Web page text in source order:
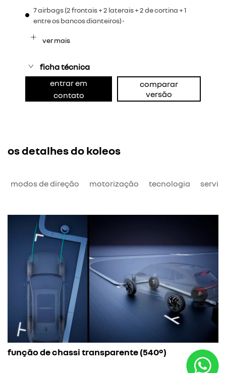
7 airbags (2 frontais + 2 laterais + 2 de cortina + 1
entre os bancos dianteiros) •
ver mais
ficha técnica
entrar em
contato
comparar
versão
os detalhes do koleos
modos de direção motorização tecnologia
função de chassi transparente (540º)